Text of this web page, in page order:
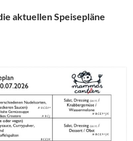
aktuellen Speisepläne